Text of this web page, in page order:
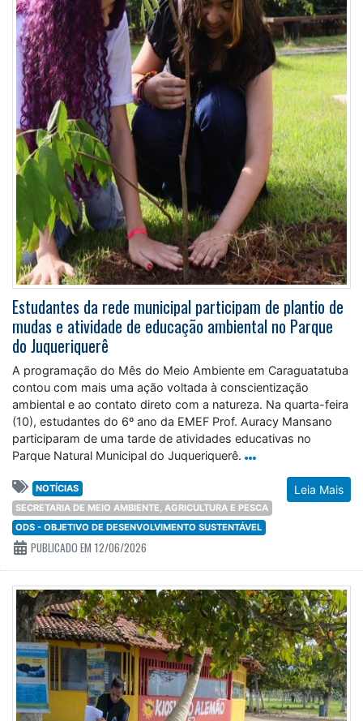
Estudantes da rede municipal participam de plantio de
mudas e atividade de educação ambiental no Parque
do Juqueriquerê
A programação do Mês do Meio Ambiente em Caraguatatuba
contou com mais uma ação voltada à conscientização
ambiental e ao contato direto com a natureza. Na quarta-feira
(10), estudantes do 6º ano da EMEF Prof. Auracy Mansano
participaram de uma tarde de atividades educativas no
Parque Natural Municipal do Juqueriquerê.
Leia Mais
NOTÍCIAS
SECRETARIA DE MEIO AMBIENTE, AGRICULTURA E PESCA
ODS - OBJETIVO DE DESENVOLVIMENTO SUSTENTÁVEL
PUBLICADO EM 12/06/2026